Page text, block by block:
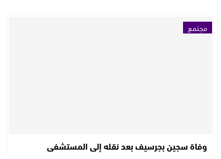
مجتمع
وفاة سجين بجرسيف بعد نقله إلى المستشفى